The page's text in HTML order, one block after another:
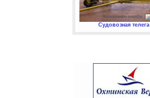
Судовозная телега